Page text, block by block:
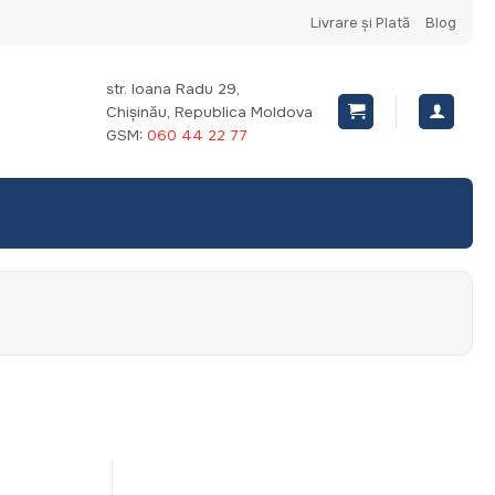
Livrare și Plată Blog
str. Ioana Radu 29,
Chișinău, Republica Moldova
GSM: 060 44 22 77